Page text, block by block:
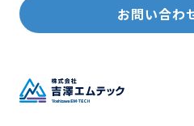
お問い合わ